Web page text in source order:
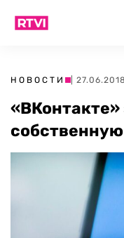
НОВОСТИ |
«ВКонтакте»